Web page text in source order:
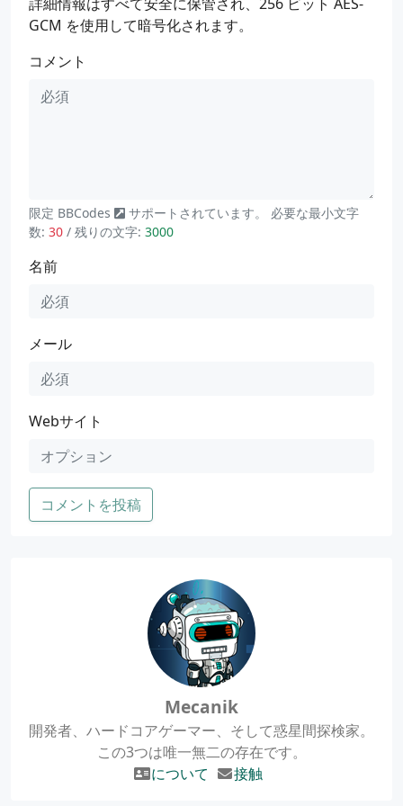
GCM を使用して暗号化されます。
コメント
限定 BBCodes
サポートされています。 必要な最小文字
数: 30 / 残りの文字: 3000
名前
メール
Webサイト
コメントを投稿
Mecanik
開発者、ハードコアゲーマー、そして惑星間探検家。
この3つは唯一無二の存在です。
について
接触